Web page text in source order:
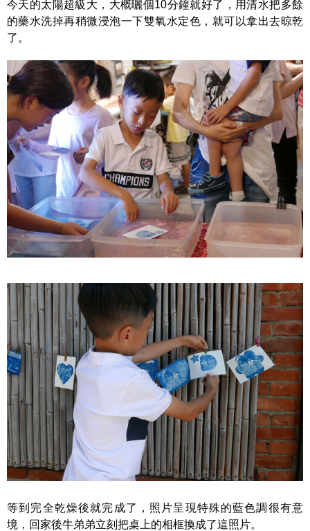
今天的太陽超級大，大概曬個10分鐘就好了，用清水把多餘
的藥水洗掉再稍微浸泡一下雙氧水定色，就可以拿出去晾乾
了。
等到完全乾燥後就完成了，照片呈現特殊的藍色調很有意
境，回家後牛弟弟立刻把桌上的相框換成了這照片。